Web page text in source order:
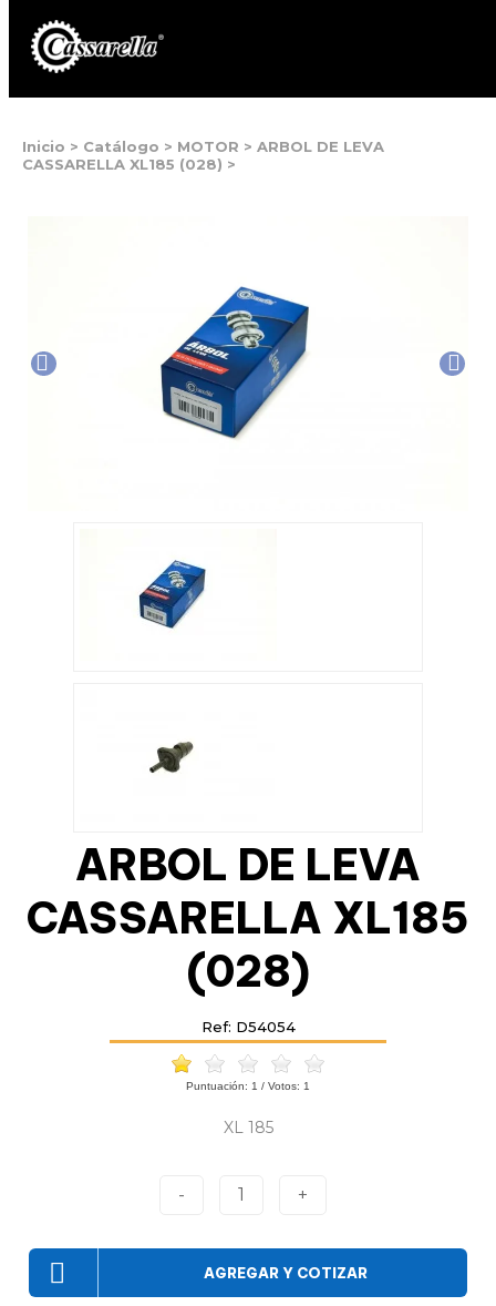
Inicio > Catálogo > MOTOR > ARBOL DE LEVA
CASSARELLA XL185 (028) >
ARBOL DE LEVA
CASSARELLA XL185
(028)
Ref: D54054
Puntuación: 1 / Votos: 1
XL 185
- 1 +
AGREGAR Y COTIZAR